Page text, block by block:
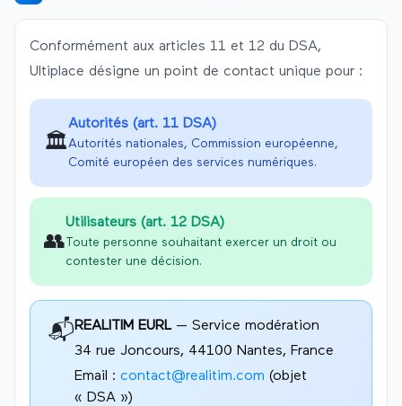
Conformément aux articles 11 et 12 du DSA,
Ultiplace désigne un point de contact unique pour :
🏛️
Autorités (art. 11 DSA)
Autorités nationales, Commission européenne,
Comité européen des services numériques.
👥
Utilisateurs (art. 12 DSA)
Toute personne souhaitant exercer un droit ou
contester une décision.
📬REALITIM EURL— Service modération
34 rue Joncours, 44100 Nantes, France
Email : contact@realitim.com (objet
« DSA »)